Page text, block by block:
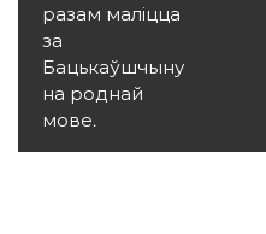
разам маліцца
за
Бацькаўшчыну
на роднай
мове.